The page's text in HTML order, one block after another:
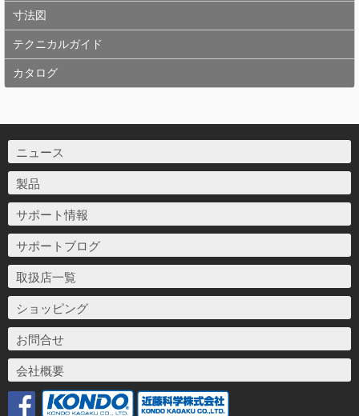
寸法図
テクニカルガイド
カタログ
ニュース
製品
サポート情報
サポートブログ
取扱店一覧
ショッピング
お問合せ
会社概要